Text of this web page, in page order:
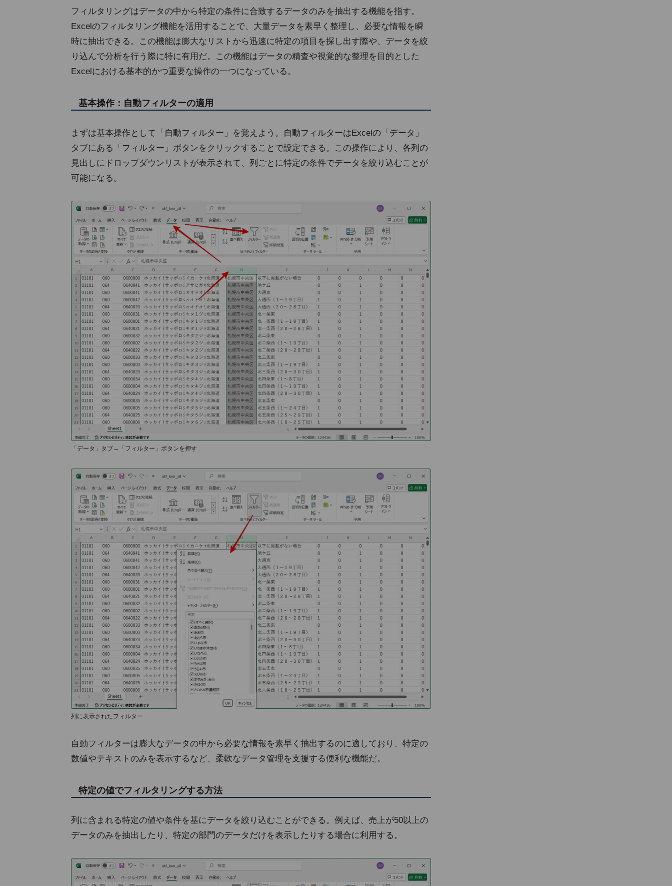
フィルタリングはデータの中から特定の条件に合致するデータのみを抽出する機能を指す。
Excelのフィルタリング機能を活用することで、大量データを素早く整理し、必要な情報を瞬
時に抽出できる。この機能は膨大なリストから迅速に特定の項目を探し出す際や、データを絞
り込んで分析を行う際に特に有用だ。この機能はデータの精査や視覚的な整理を目的とした
Excelにおける基本的かつ重要な操作の一つになっている。
基本操作：自動フィルターの適用
まずは基本操作として「自動フィルター」を覚えよう。自動フィルターはExcelの「データ」
タブにある「フィルター」ボタンをクリックすることで設定できる。この操作により、各列の
見出しにドロップダウンリストが表示されて、列ごとに特定の条件でデータを絞り込むことが
可能になる。
「データ」タブ→「フィルター」ボタンを押す
列に表示されたフィルター
自動フィルターは膨大なデータの中から必要な情報を素早く抽出するのに適しており、特定の
数値やテキストのみを表示するなど、柔軟なデータ管理を支援する便利な機能だ。
特定の値でフィルタリングする方法
列に含まれる特定の値や条件を基にデータを絞り込むことができる。例えば、売上が50以上の
データのみを抽出したり、特定の部門のデータだけを表示したりする場合に利用する。